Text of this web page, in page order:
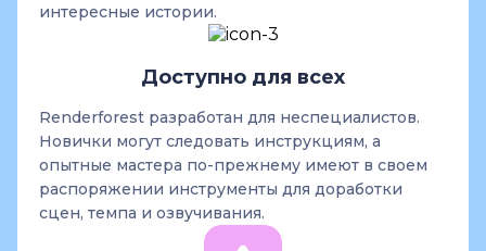
интересные истории.
Доступно для всех
Renderforest разработан для неспециалистов.
Новички могут следовать инструкциям, а
опытные мастера по-прежнему имеют в своем
распоряжении инструменты для доработки
сцен, темпа и озвучивания.